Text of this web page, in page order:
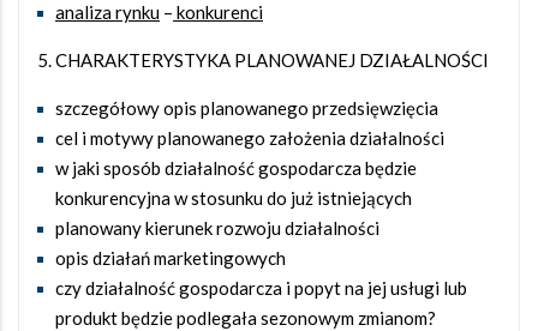
analiza rynku – konkurenci
5. CHARAKTERYSTYKA PLANOWANEJ DZIAŁALNOŚCI
szczegółowy opis planowanego przedsięwzięcia
cel i motywy planowanego założenia działalności
w jaki sposób działalność gospodarcza będzie
konkurencyjna w stosunku do już istniejących
planowany kierunek rozwoju działalności
opis działań marketingowych
czy działalność gospodarcza i popyt na jej usługi lub
produkt będzie podlegała sezonowym zmianom?